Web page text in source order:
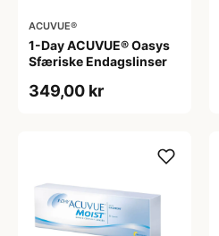
ACUVUE®
1-Day ACUVUE® Oasys
Sfæriske Endagslinser
349,00 kr